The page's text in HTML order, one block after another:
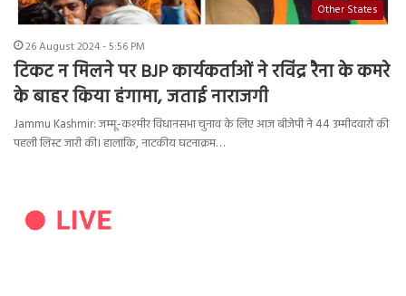
Other States
26 August 2024 - 5:56 PM
टिकट न मिलने पर BJP कार्यकर्ताओं ने रविंद्र रैना के कमरे
के बाहर किया हंगामा, जताई नाराजगी
Jammu Kashmir: जम्मू-कश्मीर विधानसभा चुनाव के लिए आज बीजेपी ने 44 उम्मीदवारों की
पहली लिस्ट जारी की। हालांकि, नाटकीय घटनाक्रम…